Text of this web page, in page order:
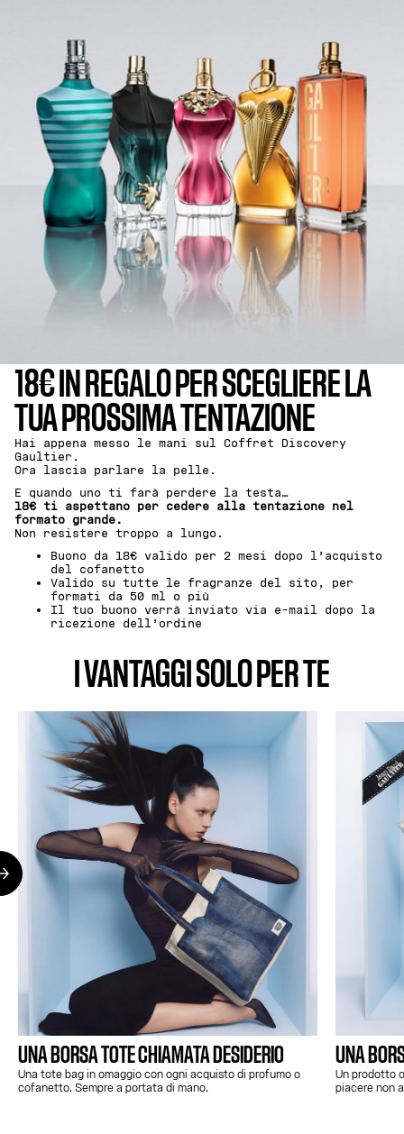
18€ IN REGALO PER SCEGLIERE LA
TUA PROSSIMA TENTAZIONE
Hai appena messo le mani sul Coffret Discovery
Gaultier.
Ora lascia parlare la pelle.
E quando uno ti farà perdere la testa…
18€ ti aspettano per cedere alla tentazione nel
formato grande.
Non resistere troppo a lungo.
Buono da 18€ valido per 2 mesi dopo l’acquisto
del cofanetto
Valido su tutte le fragranze del sito, per
formati da 50 ml o più
Il tuo buono verrà inviato via e-mail dopo la
ricezione dell’ordine
I VANTAGGI SOLO PER TE
UNA BORSA TOTE CHIAMATA DESIDERIO
Una tote bag in omaggio con ogni acquisto di profumo o
cofanetto. Sempre a portata di mano.
UNA
Un prodotto
piacere non